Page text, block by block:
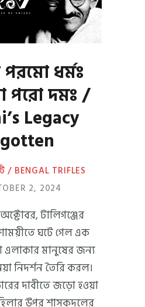
ধর্মঃ
পরো দমঃ /
Legacy
/ BENGAL TRIFLES
2, 2024
টালিগঞ্জের
ঘটে গেল এক
এলাকার মানুষের জন্য
নিদর্শন তৈরি করল।
দাবীতে জড়ো হওয়া
উপর শাসকদলের